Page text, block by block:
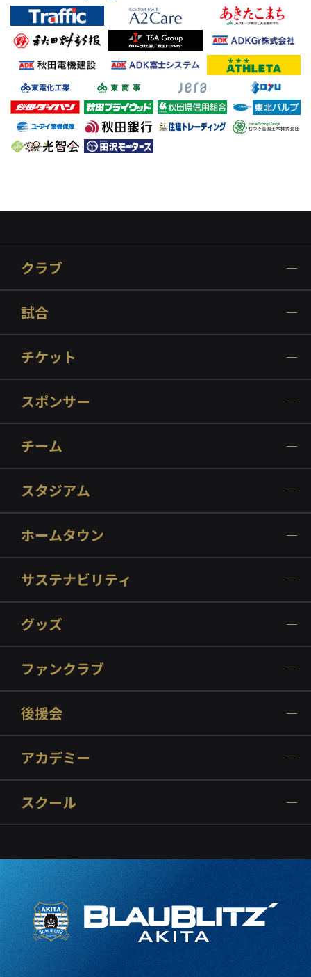
クラブ
試合
チケット
スポンサー
チーム
スタジアム
ホームタウン
サステナビリティ
グッズ
ファンクラブ
後援会
アカデミー
スクール